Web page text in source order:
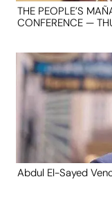
THE PEOPLE’S
CONFERENCE —
Abdul El-Sayed